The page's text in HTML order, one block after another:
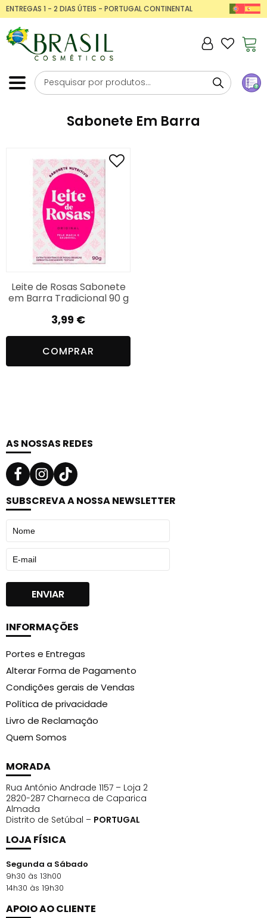
ENTREGAS 1 - 2 DIAS ÚTEIS - PORTUGAL CONTINENTAL
Sabonete Em Barra
Leite de Rosas Sabonete
em Barra Tradicional 90 g
3,99 €
COMPRAR
AS NOSSAS REDES
SUBSCREVA A NOSSA NEWSLETTER
INFORMAÇÕES
Portes e Entregas
Alterar Forma de Pagamento
Condições gerais de Vendas
Política de privacidade
Livro de Reclamação
Quem Somos
MORADA
Rua António Andrade 1157 – Loja 2
2820-287 Charneca de Caparica
Almada
Distrito de Setúbal – PORTUGAL
LOJA FÍSICA
Segunda a Sábado
9h30 às 13h00
14h30 às 19h30
APOIO AO CLIENTE